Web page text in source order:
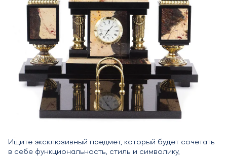
Ищите эксклюзивный предмет, который будет сочетать
в себе функциональность, стиль и символику,